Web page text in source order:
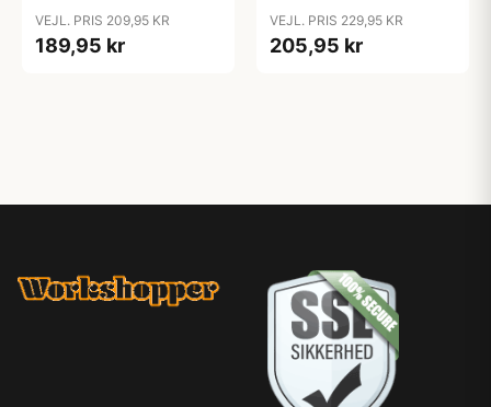
VEJL. PRIS 209,95 KR
189,95 kr
VEJL. PRIS 229,95 KR
205,95 kr